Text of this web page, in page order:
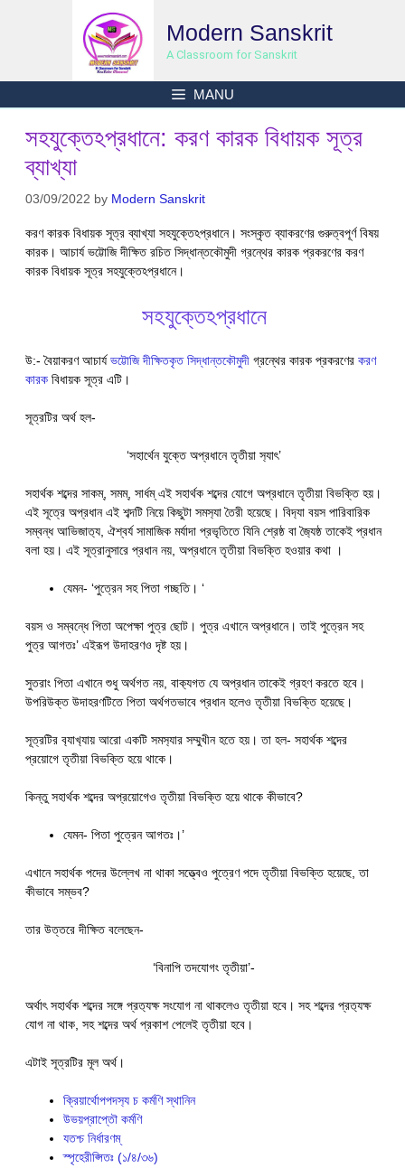
Modern Sanskrit
A Classroom for Sanskrit
MANU
সহযুক্তেঽপ্রধানে: করণ কারক বিধায়ক সূত্র
ব্যাখ্যা
03/09/2022 by Modern Sanskrit
করণ কারক বিধায়ক সূত্র ব্যাখ্যা সহযুক্তেঽপ্রধানে। সংস্কৃত ব্যাকরণের গুরুত্বপূর্ণ বিষয়
কারক। আচার্য ভট্টোজি দীক্ষিত রচিত সিদ্ধান্তকৌমুদী গ্রন্থের কারক প্রকরণের করণ
কারক বিধায়ক সূত্র সহযুক্তেঽপ্রধানে।
সহযুক্তেঽপ্রধানে
উ:- বৈয়াকরণ আচার্যভট্টোজি দীক্ষিতকৃত সিদ্ধান্তকৌমুদী গ্রন্থের কারক প্রকরণের করণ
কারক বিধায়ক সূত্র এটি।
সূত্রটির অর্থ হল-
‘সহার্থেন যুক্তে অপ্রধানে তৃতীয়া স‍্যাৎ’
সহার্থক শব্দের সাকম্, সমম্, সার্ধম্ এই সহার্থক শব্দের যোগে অপ্রধানে তৃতীয়া বিভক্তি হয়।
এই সূত্রে অপ্রধান এই শব্দটি নিয়ে কিছুটা সমস‍্যা তৈরী হয়েছে। বিদ‍্যা বয়স পারিবারিক
সম্বন্ধ আভিজাত‍্য, ঐশ্বর্য সামাজিক মর্যাদা প্রভৃতিতে যিনি শ্রেষ্ঠ বা জ‍্যৈষ্ঠ তাকেই প্রধান
বলা হয়। এই সূত্রানুসারে প্রধান নয়, অপ্রধানে তৃতীয়া বিভক্তি হওয়ার কথা ।
যেমন- ‘পুত্রেন সহ পিতা গচ্ছতি। ‘
বয়স ও সম্বন্ধে পিতা অপেক্ষা পুত্র ছোট। পুত্র এখানে অপ্রধানে। তাই পুত্রেন সহ
পুত্র আগতঃ’ এইরূপ উদাহরণও দৃষ্ট হয়।
সুতরাং পিতা এখানে শুধু অর্থগত নয়, বাক‍্যগত যে অপ্রধান তাকেই গ্রহণ করতে হবে।
উপরিউক্ত উদাহরণটিতে পিতা অর্থগতভাবে প্রধান হলেও তৃতীয়া বিভক্তি হয়েছে।
সূত্রটির ব‍্যাখ‍্যায় আরো একটি সমস‍্যার সম্মুখীন হতে হয়। তা হল- সহার্থক শব্দের
প্রয়োগে তৃতীয়া বিভক্তি হয়ে থাকে।
কিন্তু সহার্থক শব্দের অপ্রয়োগেও তৃতীয়া বিভক্তি হয়ে থাকে কীভাবে?
যেমন- পিতা পুত্রেন আগতঃ।’
এখানে সহার্থক পদের উল্লেখ না থাকা সত্ত্বেও পুত্রেণ পদে তৃতীয়া বিভক্তি হয়েছে, তা
কীভাবে সম্ভব?
তার উত্তরে দীক্ষিত বলেছেন-
‘বিনাপি তদযোগং তৃতীয়া’-
অর্থাৎ সহার্থক শব্দের সঙ্গে প্রত‍্যক্ষ সংযোগ না থাকলেও তৃতীয়া হবে। সহ শব্দের প্রত‍্যক্ষ
যোগ না থাক, সহ শব্দের অর্থ প্রকাশ পেলেই তৃতীয়া হবে।
এটাই সূত্রটির মূল অর্থ।
ক্রিয়ার্থোপপদস‍্য চ কর্মণি স্থানিন
উভয়প্রাপ্তৌ কর্মণি
যতশ্চ নির্ধারণম্
স্পৃহেরীপ্সিতঃ (১/৪/৩৬)